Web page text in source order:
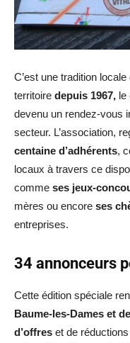
C’est une tradition
territoire depuis 1967, le
devenu un rendez-vous
secteur. L’association,
centaine d’adhérents,
locaux à travers ce
comme ses jeux-
mères ou encore ses
entreprises.
34 annonceurs
Cette édition spéciale
Baume-les-Dames et
d’offres et de